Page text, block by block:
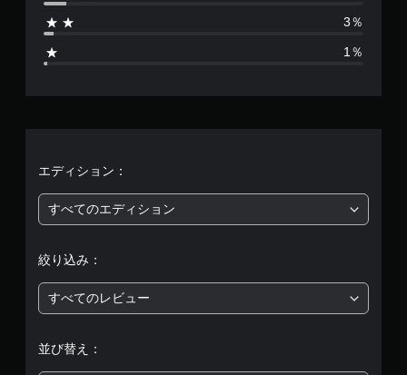
8
評
は
5
3％
1％
エディション：
すべてのエディション
絞り込み：
すべてのレビュー
並び替え：